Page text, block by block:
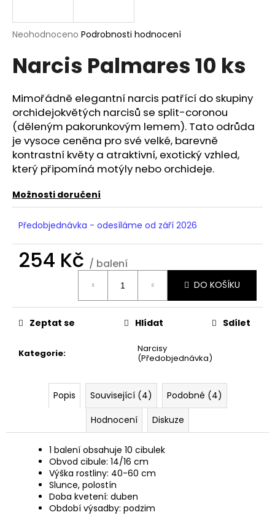
Průměrné
produktu
je
z
5
hvězdiček.
Neohodnoceno Podrobnosti hodnocení
Narcis Palmares 10 ks
Mimořádně elegantní narcis patřící do skupiny
orchidejokvětých narcisů se split-coronou
(děleným pakorunkovým lemem). Tato odrůda
je vysoce ceněna pro své velké, barevně
kontrastní květy a atraktivní, exotický vzhled,
který připomíná motýly nebo orchideje.
Možnosti doručení
Předobjednávka - odesíláme od září 2026
254 Kč / balení
DO KOŠÍKU
Kategorie:
Narcisy
(Předobjednávka)
Zeptat se Hlídat Sdílet
Popis Související (4)
Podobné (4)
Hodnocení
Diskuze
1 balení obsahuje 10 cibulek
Obvod cibule: 14/16 cm
Výška rostliny: 40-60 cm
Slunce, polostín
Doba kvetení: duben
Období výsadby: podzim
j
t
?
HLEDAT
D
o
p
r
u
j
e
m